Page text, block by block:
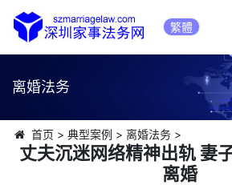
繁體
离婚法务
首页 > 典型案例 > 离婚法务>
丈夫沉迷网络精神出轨 妻
离婚